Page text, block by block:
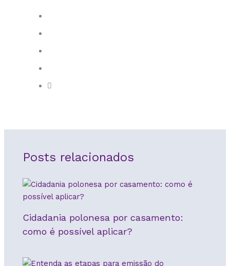
Posts relacionados
Cidadania polonesa por casamento:
como é possível aplicar?